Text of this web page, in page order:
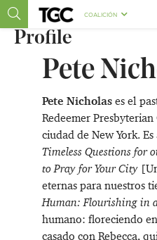
COALICIÓN
Profile
Pete
Pete Nicholases el
Redeemer
ciudad de New York.
Timeless Questions for
to Pray for Your City
eternas para nuestros
Human: Flourishing in
humano: floreciendo
casado con Rebecca,